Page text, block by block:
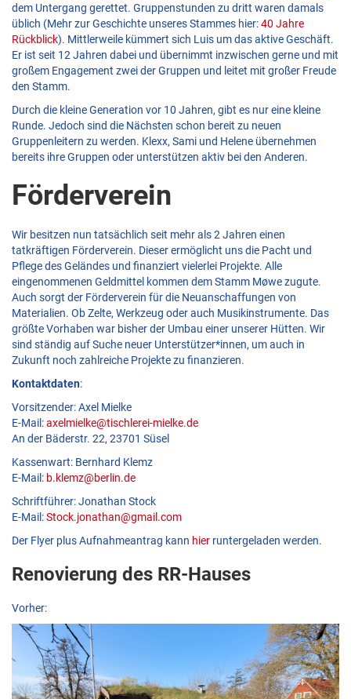
dem Untergang gerettet. Gruppenstunden zu dritt waren damals
üblich (Mehr zur Geschichte unseres Stammes hier:40 Jahre
Rückblick). Mittlerweile kümmert sich Luis um das aktive Geschäft.
Er ist seit 12 Jahren dabei und übernimmt inzwischen gerne und mit
großem Engagement zwei der Gruppen und leitet mit großer Freude
den Stamm.
Durch die kleine Generation vor 10 Jahren, gibt es nur eine kleine
Runde. Jedoch sind die Nächsten schon bereit zu neuen
Gruppenleitern zu werden. Klexx, Sami und Helene übernehmen
bereits ihre Gruppen oder unterstützen aktiv bei den Anderen.
Förderverein
Wir besitzen nun tatsächlich seit mehr als 2 Jahren einen
tatkräftigen Förderverein. Dieser ermöglicht uns die Pacht und
Pflege des Geländes und finanziert vielerlei Projekte. Alle
eingenommenen Geldmittel kommen dem Stamm Møwe zugute.
Auch sorgt der Förderverein für die Neuanschaffungen von
Materialien. Ob Zelte, Werkzeug oder auch Musikinstrumente. Das
größte Vorhaben war bisher der Umbau einer unserer Hütten. Wir
sind ständig auf Suche neuer Unterstützer*innen, um auch in
Zukunft noch zahlreiche Projekte zu finanzieren.
Kontaktdaten:
Vorsitzender: Axel Mielke
E-Mail:axelmielke@tischlerei-mielke.de
An der Bäderstr. 22, 23701 Süsel
Kassenwart: Bernhard Klemz
E-Mail: b.klemz@berlin.de
Schriftführer: Jonathan Stock
E-Mail:Stock.jonathan@gmail.com
Der Flyer plus Aufnahmeantrag kann hier runtergeladen werden.
Renovierung des RR-Hauses
Vorher: